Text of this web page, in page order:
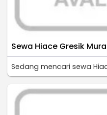
Sewa Hiace Gresik
Sedang mencari sewa